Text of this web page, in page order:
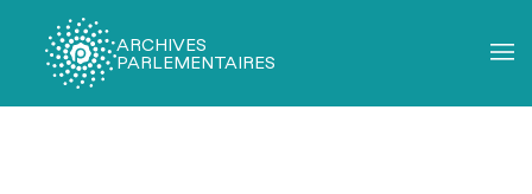
ARCHIVES
PARLEMENTAIRES